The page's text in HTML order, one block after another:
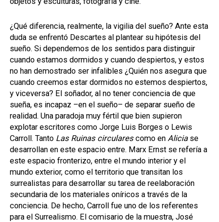
¿Qué diferencia, realmente, la vigilia del sueño? Ante esta
duda se enfrentó Descartes al plantear su hipótesis del
sueño. Si dependemos de los sentidos para distinguir
cuando estamos dormidos y cuando despiertos, y estos
no han demostrado ser infalibles ¿Quién nos asegura que
cuando creemos estar dormidos no estemos despiertos,
y viceversa? El soñador, al no tener conciencia de que
sueña, es incapaz –en el sueño– de separar sueño de
realidad. Una paradoja muy fértil que bien supieron
explotar escritores como Jorge Luis Borges o Lewis
Carroll. Tanto Las Ruinas circularescomo en Aliciase
desarrollan en este espacio entre. Marx Ernst se refería a
este espacio fronterizo, entre el mundo interior y el
mundo exterior, como el territorio que transitan los
surrealistas para desarrollar su tarea de reelaboración
secundaria de los materiales oníricos a través de la
conciencia. De hecho, Carroll fue uno de los referentes
para el Surrealismo. El comisario de la muestra, José